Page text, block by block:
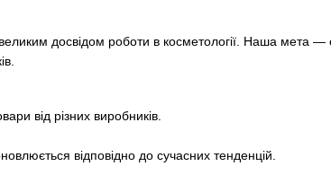
досвідом роботи в косметології. Наша мета —
від різних виробників.
відповідно до сучасних тенденцій.